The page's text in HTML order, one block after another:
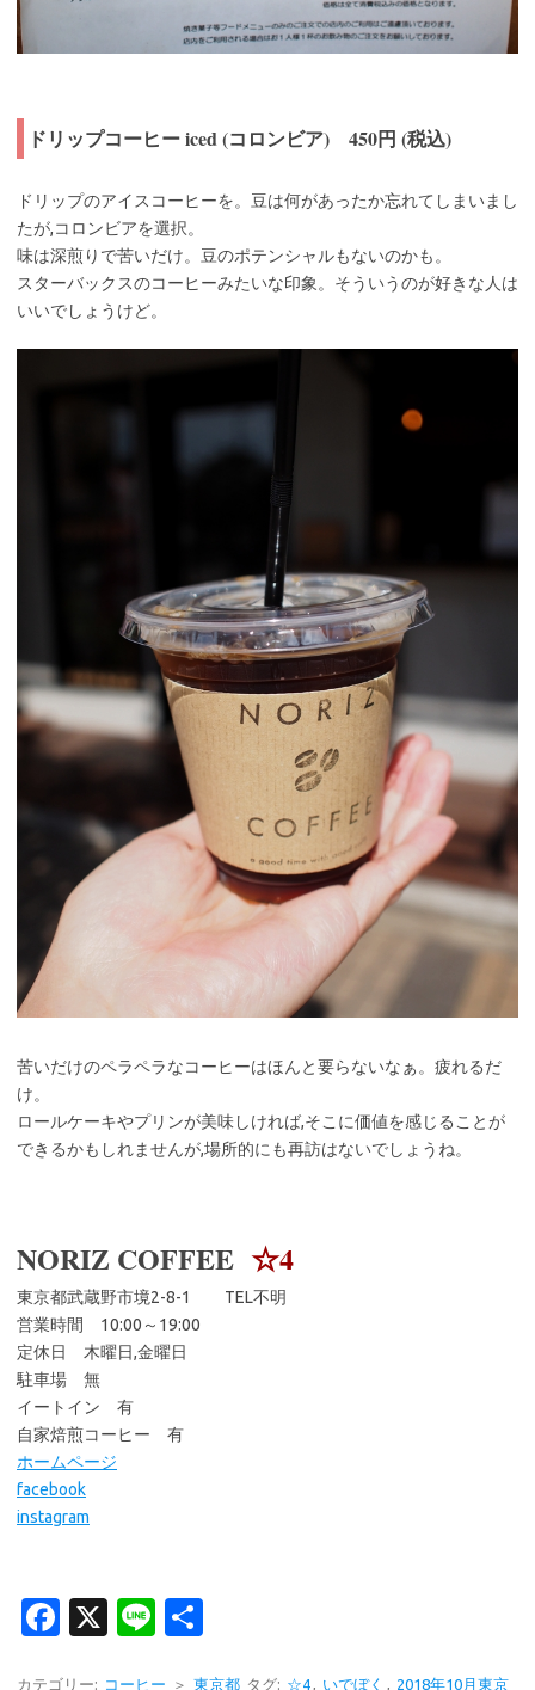
ドリップコーヒー iced (コロンビア) 450円 (税込)
ドリップのアイスコーヒーを。豆は何があったか忘れてしまいまし
たが,コロンビアを選択。
味は深煎りで苦いだけ。豆のポテンシャルもないのかも。
スターバックスのコーヒーみたいな印象。そういうのが好きな人は
いいでしょうけど。
苦いだけのペラペラなコーヒーはほんと要らないなぁ。疲れるだ
け。
ロールケーキやプリンが美味しければ,そこに価値を感じることが
できるかもしれませんが,場所的にも再訪はないでしょうね。
NORIZ COFFEE ☆4
東京都武蔵野市境2-8-1 TEL不明
営業時間 10:00～19:00
定休日 木曜日,金曜日
駐車場 無
イートイン 有
自家焙煎コーヒー 有
ホームページ
facebook
instagram
Fa X
Li
カテゴリー: コーヒー ＞ 東京都 タグ: ☆4 いでぼく 2018年10月東京